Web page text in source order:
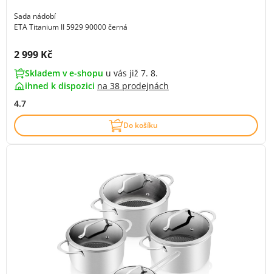
Sada nádobí
ETA Titanium II 5929 90000 černá
Cena s DPH:
2 999 Kč
Skladem v e-shopu u vás již 7. 8.
ihned k dispozici na 38 prodejnách
4.7
Do košíku